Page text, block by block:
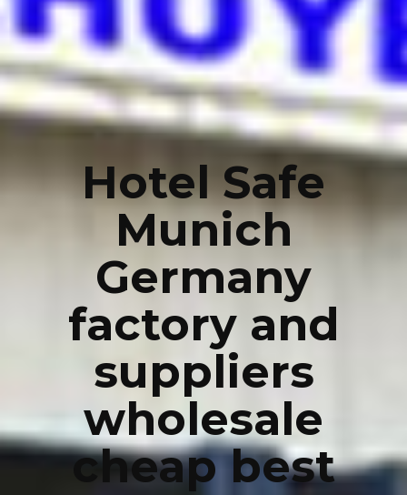
Hotel Safe
Munich
Germany
factory and
suppliers
wholesale
cheap best